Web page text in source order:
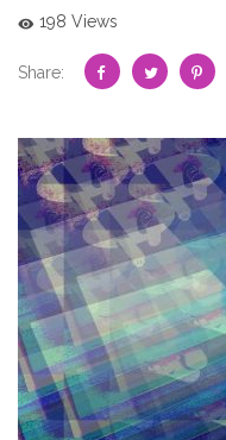
198 Views
Share: